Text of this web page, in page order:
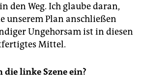
den Weg. Ich glaube daran,
unserem Plan anschließen
Ungehorsam ist in diesen
Mittel.
linke Szene ein?